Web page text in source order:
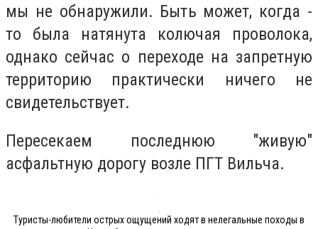
мы не обнаружили. Быть может, когда -
то была натянута колючая проволока,
однако сейчас о переходе на запретную
территорию практически ничего не
свидетельствует.
Пересекаем последнюю "живую"
асфальтную дорогу возле ПГТ Вильча.
Туристы-любители острых ощущений ходят в нелегальные походы в